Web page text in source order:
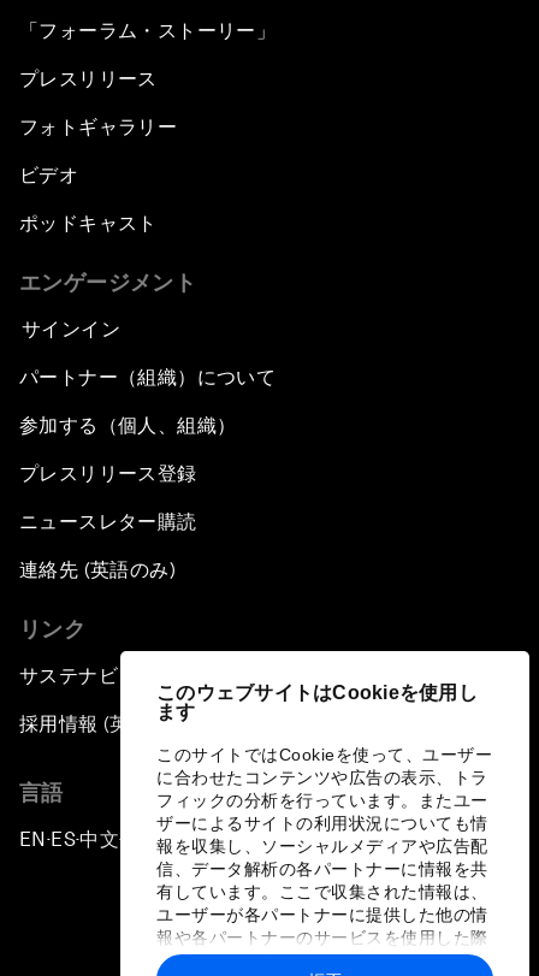
このウェブサイトはCookieを使用し
ます
このサイトではCookieを使って、ユーザー
に合わせたコンテンツや広告の表示、トラ
フィックの分析を行っています。またユー
ザーによるサイトの利用状況についても情
報を収集し、ソーシャルメディアや広告配
信、データ解析の各パートナーに情報を共
有しています。ここで収集された情報は、
ユーザーが各パートナーに提供した他の情
報や各パートナーのサービスを使用した際
に収集された情報と組み合わされ、各パー
「フォーラム・ストーリー」
プレスリリース
フォトギャラリー
ビデオ
ポッドキャスト
エンゲージメント
サインイン
パートナー（組織）について
参加する（個人、組織）
プレスリリース登録
ニュースレター購読
連絡先 (英語のみ)
リンク
サステナビリティへの取り組み
採用情報 (英語のみ)
言語
EN ▪ ES▪中文▪ 日本語